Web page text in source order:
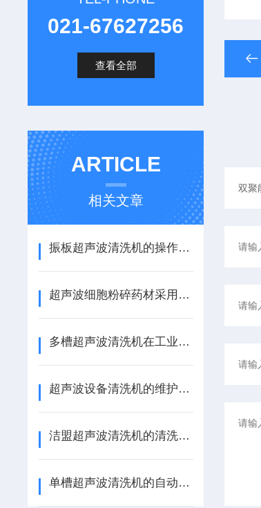
021-67627256
查看全部
ARTICLE
相关文章
振板超声波清洗机的操作规程与安全指南
超声波细胞粉碎药材采用环保设计和节能技术，降低成本和能耗
多槽超声波清洗机在工业生产流程中的作用
超声波设备清洗机的维护保养指南与操作技巧
洁盟超声波清洗机的清洗效果评估与测试方法
单槽超声波清洗机的自动化控制与智能化操作介绍